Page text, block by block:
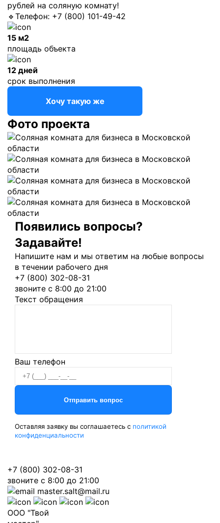
рублей на соляную комнату!
🔹Телефон: +7 (800) 101-49-42
15 м2
площадь объекта
12 дней
срок выполнения
Хочу такую же
Фото проекта
Появились вопросы?
Задавайте!
Напишите нам и мы ответим на любые вопросы
в течении рабочего дня
+7 (800) 302-08-31
звоните с 8:00 до 21:00
Текст обращения
Ваш телефон
Оставляя заявку вы соглашаетесь с политикой
конфиденциальности
+7 (800) 302-08-31
звоните с 8:00 до 21:00
master.salt@mail.ru
ООО "Твой